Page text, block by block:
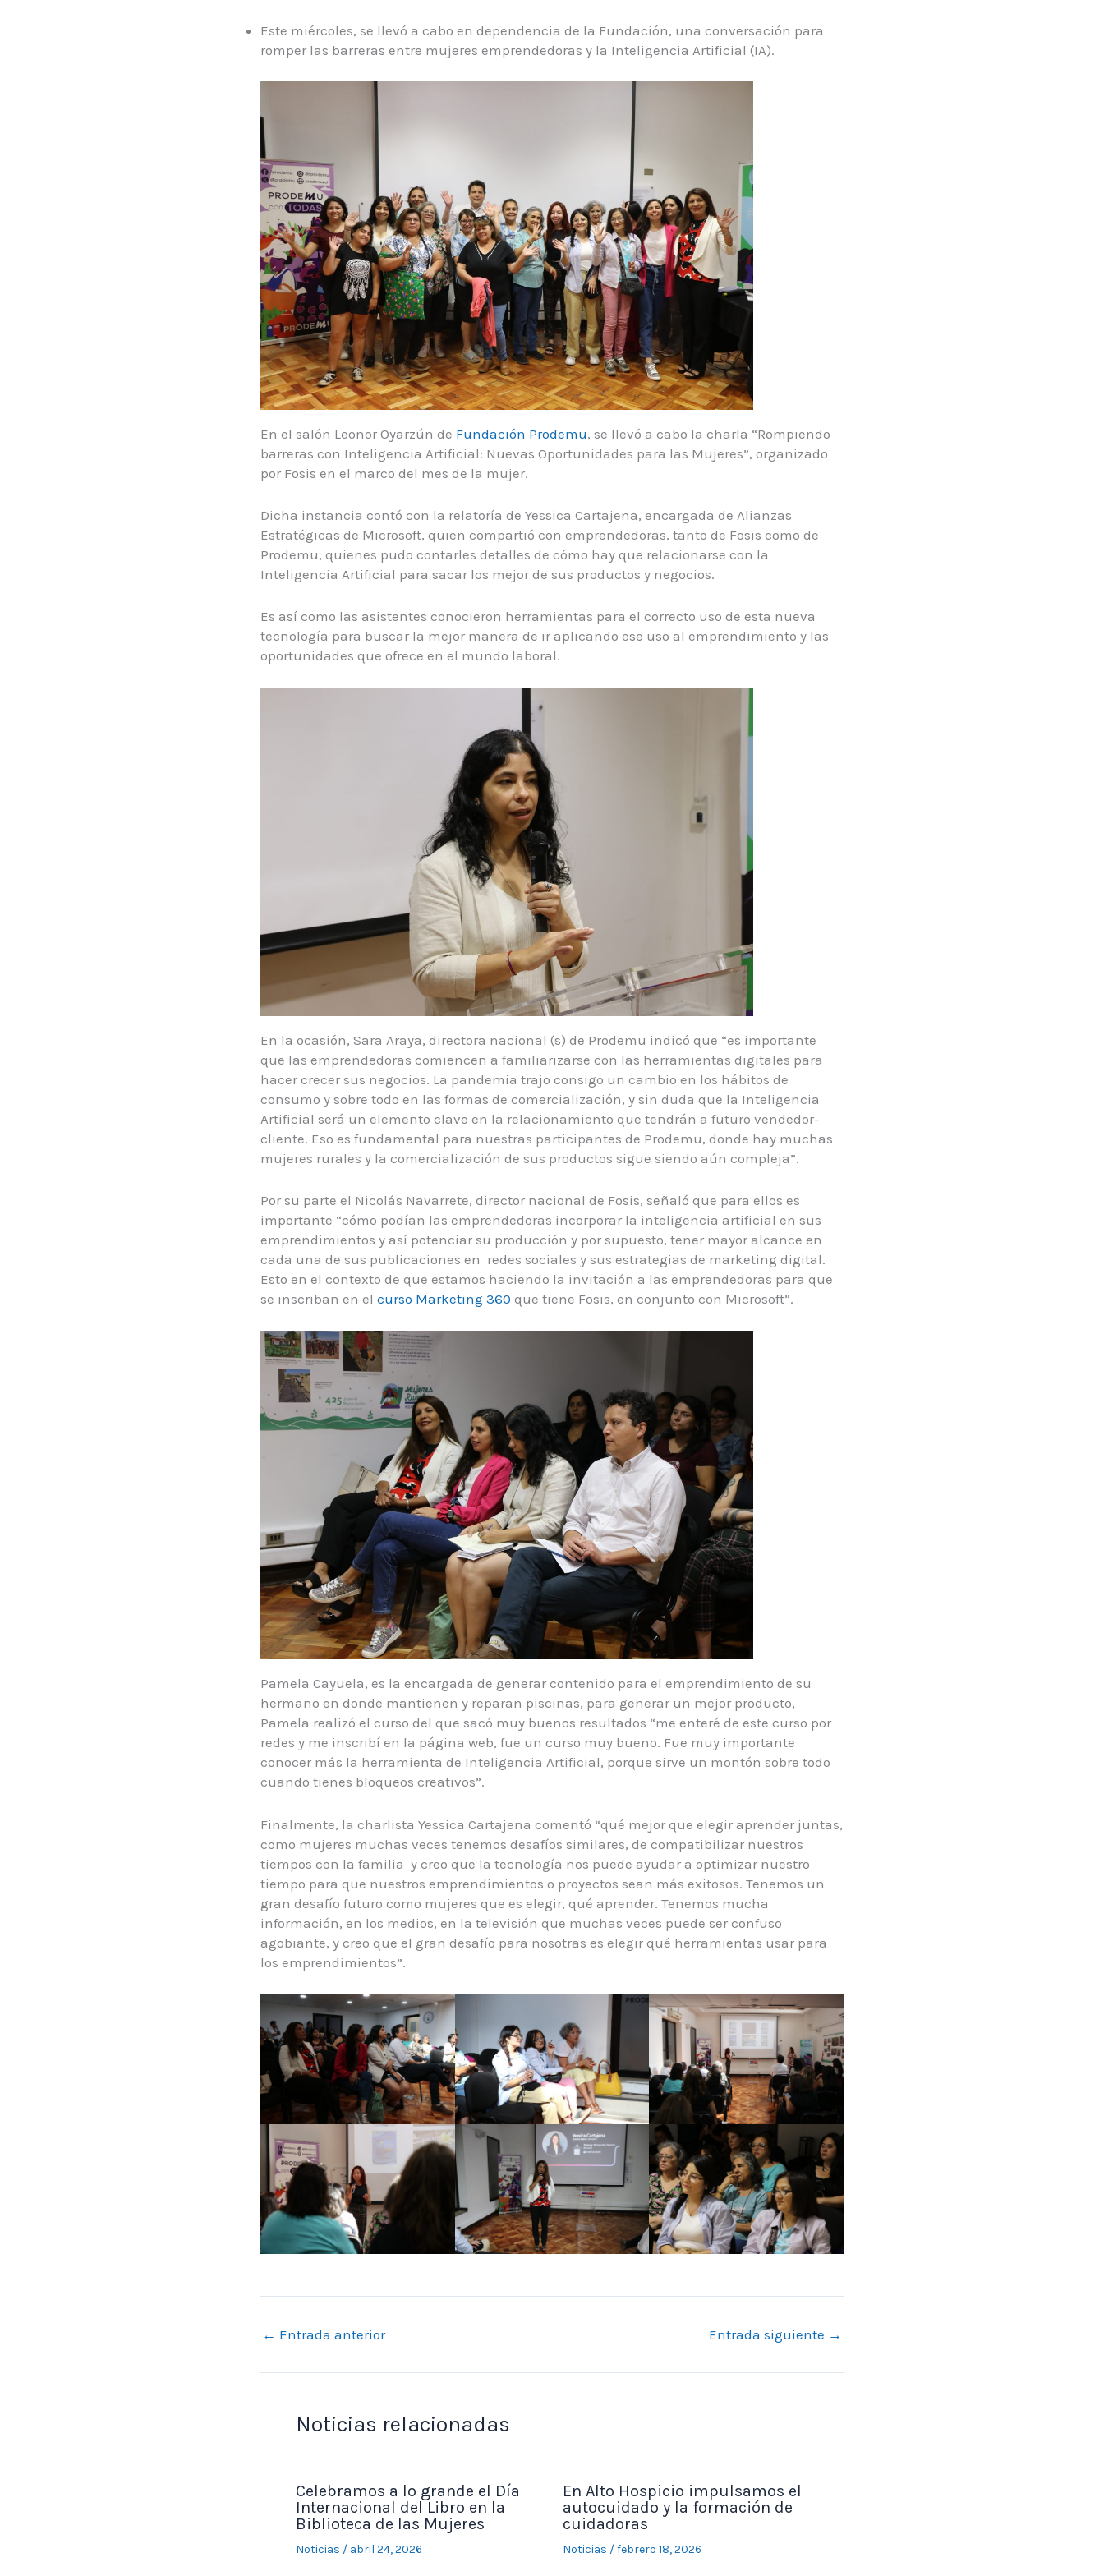
Este miércoles, se llevó a cabo en dependencia de la Fundación, una conversación para
romper las barreras entre mujeres emprendedoras y la Inteligencia Artificial (IA).
En el salón Leonor Oyarzún de Fundación Prodemu, se llevó a cabo la charla “Rompiendo
barreras con Inteligencia Artificial: Nuevas Oportunidades para las Mujeres”, organizado
por Fosis en el marco del mes de la mujer.
Dicha instancia contó con la relatoría de Yessica Cartajena, encargada de Alianzas
Estratégicas de Microsoft, quien compartió con emprendedoras, tanto de Fosis como de
Prodemu, quienes pudo contarles detalles de cómo hay que relacionarse con la
Inteligencia Artificial para sacar los mejor de sus productos y negocios.
Es así como las asistentes conocieron herramientas para el correcto uso de esta nueva
tecnología para buscar la mejor manera de ir aplicando ese uso al emprendimiento y las
oportunidades que ofrece en el mundo laboral.
En la ocasión, Sara Araya, directora nacional (s) de Prodemu indicó que “es importante
que las emprendedoras comiencen a familiarizarse con las herramientas digitales para
hacer crecer sus negocios. La pandemia trajo consigo un cambio en los hábitos de
consumo y sobre todo en las formas de comercialización, y sin duda que la Inteligencia
Artificial será un elemento clave en la relacionamiento que tendrán a futuro vendedor-
cliente. Eso es fundamental para nuestras participantes de Prodemu, donde hay muchas
mujeres rurales y la comercialización de sus productos sigue siendo aún compleja”.
Por su parte el Nicolás Navarrete, director nacional de Fosis, señaló que para ellos es
importante “cómo podían las emprendedoras incorporar la inteligencia artificial en sus
emprendimientos y así potenciar su producción y por supuesto, tener mayor alcance en
cada una de sus publicaciones en redes sociales y sus estrategias de marketing digital.
Esto en el contexto de que estamos haciendo la invitación a las emprendedoras para que
se inscriban en el curso Marketing 360 que tiene Fosis, en conjunto con Microsoft”.
Pamela Cayuela, es la encargada de generar contenido para el emprendimiento de su
hermano en donde mantienen y reparan piscinas, para generar un mejor producto,
Pamela realizó el curso del que sacó muy buenos resultados “me enteré de este curso por
redes y me inscribí en la página web, fue un curso muy bueno. Fue muy importante
conocer más la herramienta de Inteligencia Artificial, porque sirve un montón sobre todo
cuando tienes bloqueos creativos”.
Finalmente, la charlista Yessica Cartajena comentó “qué mejor que elegir aprender juntas,
como mujeres muchas veces tenemos desafíos similares, de compatibilizar nuestros
tiempos con la familia y creo que la tecnología nos puede ayudar a optimizar nuestro
tiempo para que nuestros emprendimientos o proyectos sean más exitosos. Tenemos un
gran desafío futuro como mujeres que es elegir, qué aprender. Tenemos mucha
información, en los medios, en la televisión que muchas veces puede ser confuso
agobiante, y creo que el gran desafío para nosotras es elegir qué herramientas usar para
los emprendimientos”.
← Entrada anterior Entrada siguiente →
Noticias relacionadas
Celebramos a lo grande el Día
Internacional del Libro en la
Biblioteca de las Mujeres
Noticias / abril 24, 2026
En Alto Hospicio impulsamos el
autocuidado y la formación de
cuidadoras
Noticias /febrero 18, 2026